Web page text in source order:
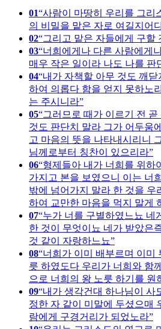
01 사람이 마땅히 우리를 그리
의 비밀을 맡은 자로 여길지어
02 그리고 맡은 자들에게 구할
03 너희에게나 다른 사람에게
매우 작은 일이라 나도 나를 판
04 내가 자책할 아무 것도 깨
하여 의롭다 함을 얻지 못하노
는 주시니라
05 그러므로 때가 이르기 전
것도 판단치 말라 그가 어두움
고 마음의 뜻을 나타내시리니
님께로부터 칭찬이 있으리라
06 형제들아 내가 너희를 위하
가지고 본을 보였으니 이는 너
밖에 넘어가지 말라 한 것을 우
하여 교만한 마음을 먹지 말게
07 누가 너를 구별하였느뇨 네
한 것이 무엇이뇨 네가 받았은
것 같이 자랑하느뇨
08 너희가 이미 배부르며 이미
릇 하였도다 우리가 너희와 함
으로 너희의 왕 노릇 하기를 원
09 내가 생각건대 하나님이 사
정한 자 같이 미말에 두셨으매
람에게 구경거리가 되었노라